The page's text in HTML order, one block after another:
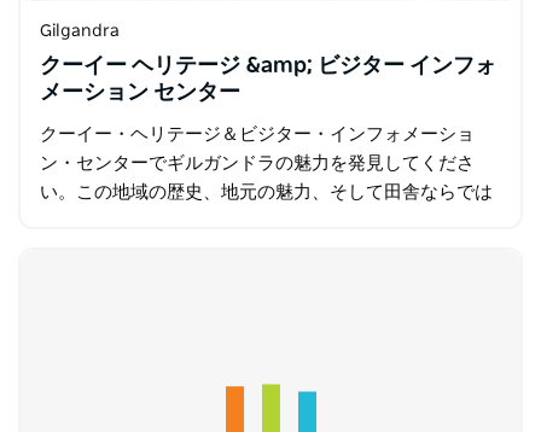
Gilgandra
クーイー ヘリテージ &amp; ビジター インフォ
メーション センター
クーイー・ヘリテージ＆ビジター・インフォメーショ
ン・センターでギルガンドラの魅力を発見してくださ
い。この地域の歴史、地元の魅力、そして田舎ならでは